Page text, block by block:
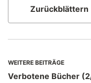
Zurückblättern
WEITERE BEITRÄGE
Verbotene Bücher